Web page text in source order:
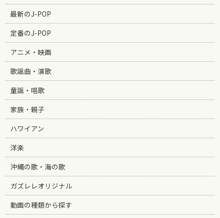
最新のJ-POP
定番のJ-POP
アニメ・映画
歌謡曲・演歌
童謡・唱歌
家族・親子
ハワイアン
洋楽
沖縄の歌・海の歌
ガズレレオリジナル
動画の種類から探す